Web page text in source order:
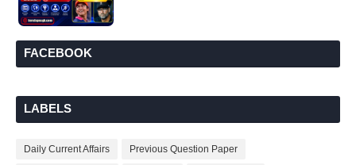
FACEBOOK
LABELS
Daily Current Affairs Previous Question Paper